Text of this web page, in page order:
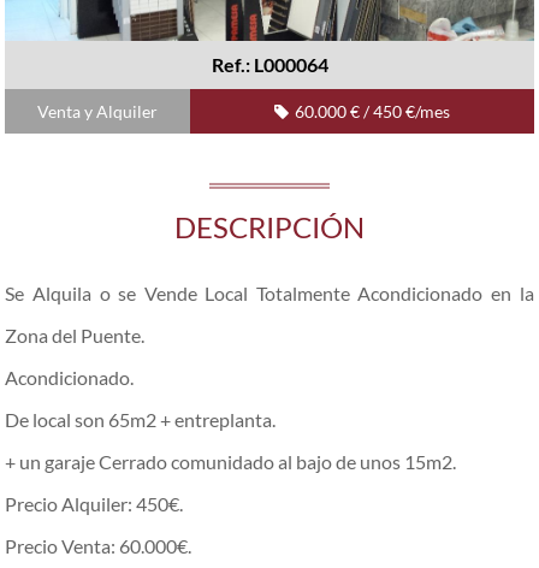
Ref.: L000064
Venta y Alquiler 60.000 € / 450 €/mes
DESCRIPCIÓN
Se Alquila o se Vende Local Totalmente Acondicionado en la
Zona del Puente.
Acondicionado.
De local son 65m2 + entreplanta.
+ un garaje Cerrado comunidado al bajo de unos 15m2.
Precio Alquiler: 450€.
Precio Venta: 60.000€.